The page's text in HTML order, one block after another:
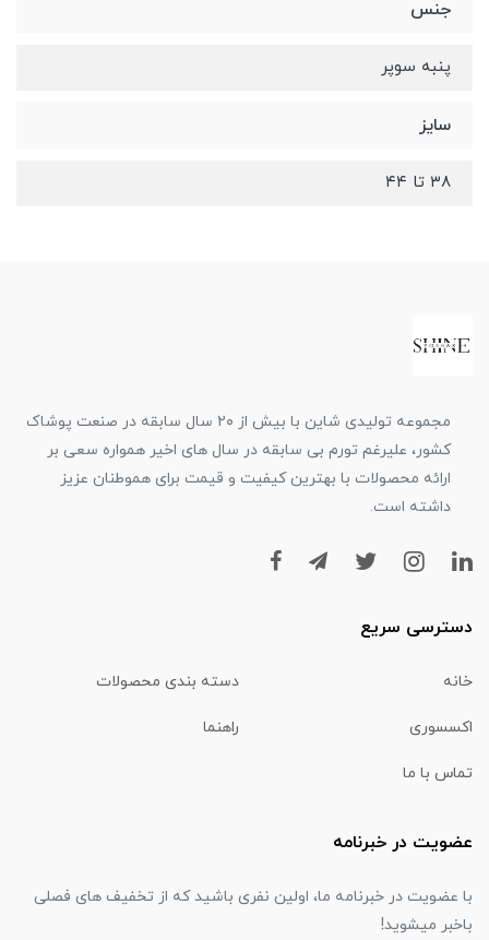
جنس
پنبه سوپر
سایز
۳۸ تا ۴۴
مجموعه تولیدی شاین با بیش از ۲۰ سال سابقه در صنعت پوشاک
کشور، علیرغم تورم بی سابقه در سال های اخیر همواره سعی بر
ارائه محصولات با بهترین کیفیت و قیمت برای هموطنان عزیز
داشته است.
دسترسی سریع
خانه دسته بندی محصولات
اکسسوری راهنما
تماس با ما
عضویت در خبرنامه
با عضویت در خبرنامه ما، اولین نفری باشید که از تخفیف های فصلی
باخبر میشوید!